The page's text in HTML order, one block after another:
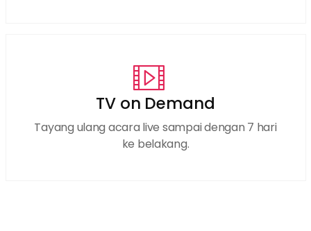
TV on Demand
Tayang ulang acara live sampai dengan 7 hari
ke belakang.